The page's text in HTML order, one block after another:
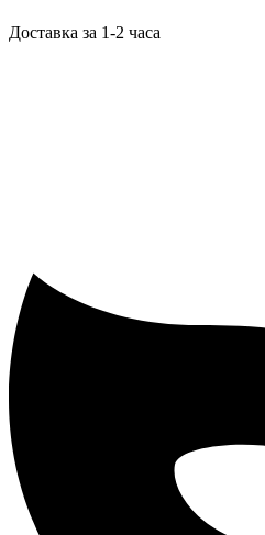
Доставка за 1-2 часа